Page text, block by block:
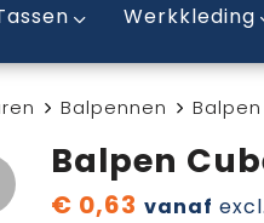
Werkkleding
Balpennen
Balpen
€ 0,63 vanaf